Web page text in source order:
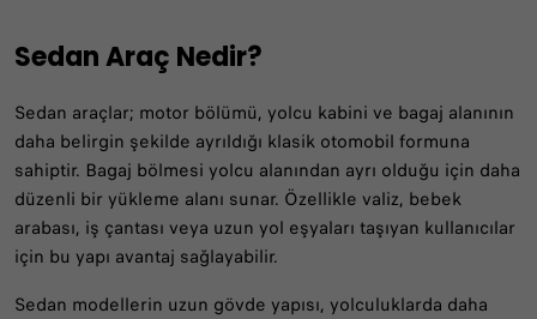
Sedan Araç Nedir?
Sedan araçlar; motor bölümü, yolcu kabini ve bagaj alanının
daha belirgin şekilde ayrıldığı klasik otomobil formuna
sahiptir. Bagaj bölmesi yolcu alanından ayrı olduğu için daha
düzenli bir yükleme alanı sunar. Özellikle valiz, bebek
arabası, iş çantası veya uzun yol eşyaları taşıyan kullanıcılar
için bu yapı avantaj sağlayabilir.
Sedan modellerin uzun gövde yapısı, yolculuklarda daha